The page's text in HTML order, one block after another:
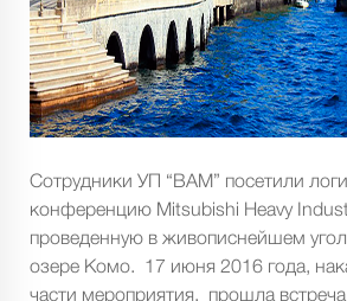
Сотрудники УП “ВАМ” посетили
конференцию Mitsubishi Heavy
проведенную в живописнейшем
озере Комо. 17 июня 2016 года,
части мероприятия, прошла